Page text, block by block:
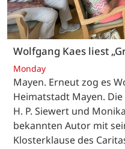
Wolfgang Kaes liest
Monday
Mayen. Erneut zog es
Heimatstadt Mayen.
H. P. Siewert und
bekannten Autor mit
Klosterklause des